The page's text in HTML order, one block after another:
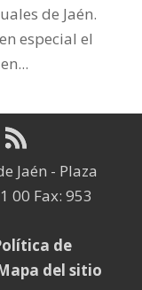
de Jaén.
especial el
Jaén - Plaza
00 Fax: 953
de
del sitio